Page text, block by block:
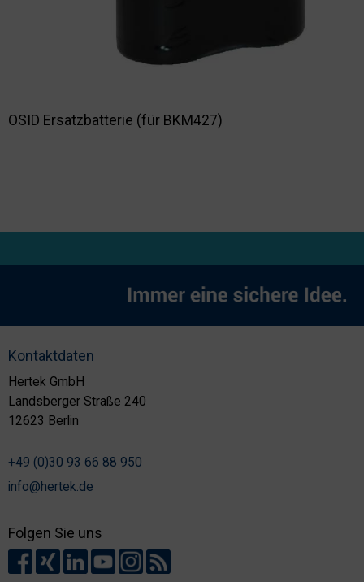
OSID Ersatzbatterie (für BKM427)
Kontaktdaten
Hertek GmbH
Landsberger Straße 240
12623 Berlin
+49 (0)30 93 66 88 950
info@hertek.de
Folgen Sie uns